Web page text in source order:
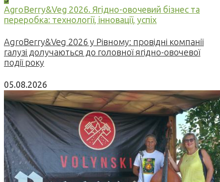
AgroBerry&Veg 2026. Ягідно-овочевий бізнес та
переробка: технології, інновації, успіх
AgroBerry&Veg 2026 у Рівному: провідні компанії
галузі долучаються до головної ягідно-овочевої
події року
05.08.2026